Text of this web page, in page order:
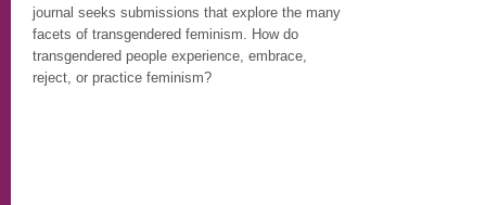
journal seeks submissions that explore the many
facets of transgendered feminism. How do
transgendered people experience, embrace,
reject, or practice feminism?